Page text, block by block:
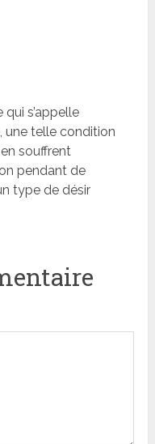
qui s’appelle
une telle condition
souffrent
pendant de
type de désir